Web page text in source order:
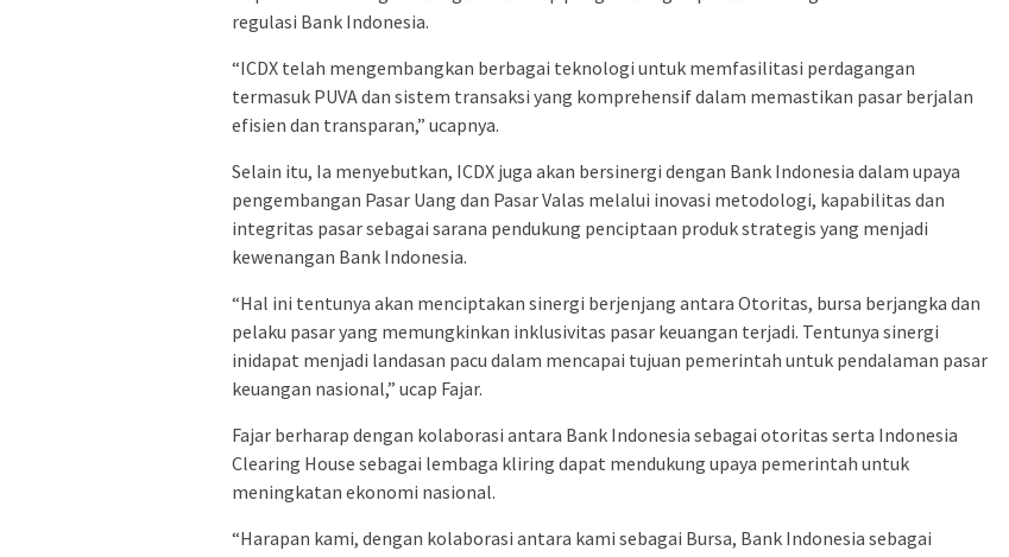
regulasi Bank Indonesia.
“ICDX telah mengembangkan berbagai teknologi untuk memfasilitasi perdagangan
termasuk PUVA dan sistem transaksi yang komprehensif dalam memastikan pasar berjalan
efisien dan transparan,” ucapnya.
Selain itu, Ia menyebutkan, ICDX juga akan bersinergi dengan Bank Indonesia dalam upaya
pengembangan Pasar Uang dan Pasar Valas melalui inovasi metodologi, kapabilitas dan
integritas pasar sebagai sarana pendukung penciptaan produk strategis yang menjadi
kewenangan Bank Indonesia.
“Hal ini tentunya akan menciptakan sinergi berjenjang antara Otoritas, bursa berjangka dan
pelaku pasar yang memungkinkan inklusivitas pasar keuangan terjadi. Tentunya sinergi
inidapat menjadi landasan pacu dalam mencapai tujuan pemerintah untuk pendalaman pasar
keuangan nasional,” ucap Fajar.
Fajar berharap dengan kolaborasi antara Bank Indonesia sebagai otoritas serta Indonesia
Clearing House sebagai lembaga kliring dapat mendukung upaya pemerintah untuk
meningkatan ekonomi nasional.
“Harapan kami, dengan kolaborasi antara kami sebagai Bursa, Bank Indonesia sebagai